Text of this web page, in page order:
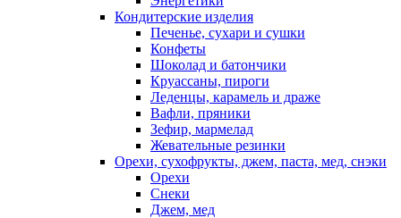
Кондитерские изделия
Печенье, сухари и сушки
Конфеты
Шоколад и батончики
Круассаны, пироги
Леденцы, карамель и драже
Вафли, пряники
Зефир, мармелад
Жевательные резинки
Орехи, сухофрукты, джем, паста, мед, снэки
Орехи
Снеки
Джем, мед